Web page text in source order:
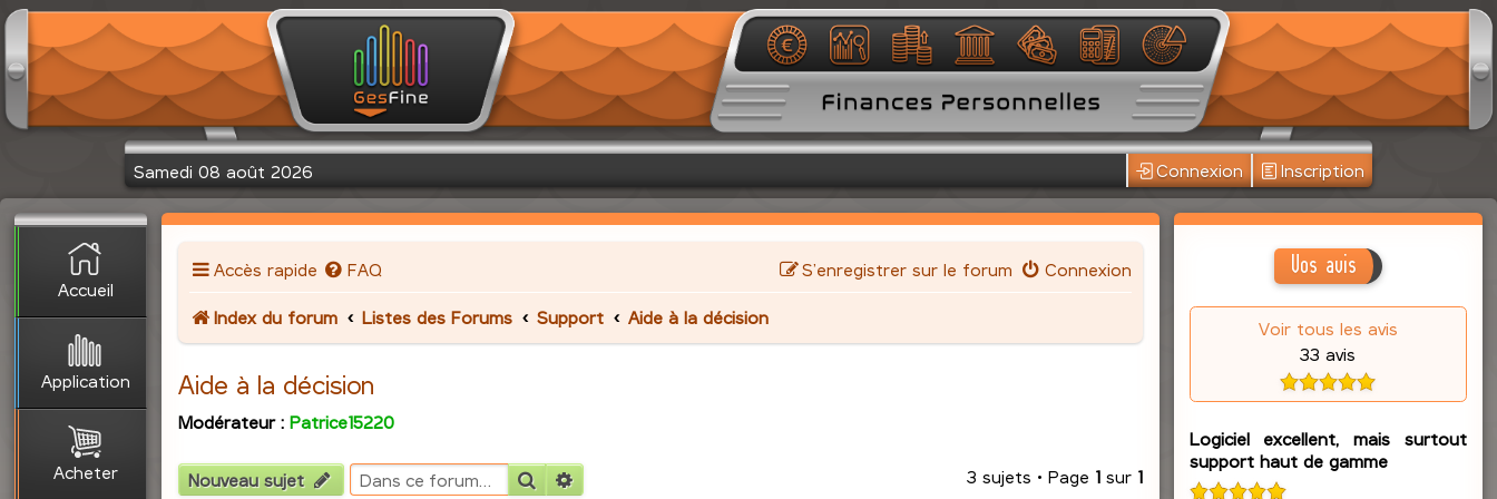
Samedi 08 août 2026 Connexion Inscription
Accueil
Application
Acheter
Accès rapide FAQ Connexion
S’enregistrer sur le forum
Index du forum Listes des Forums Support Aide à la décision
Aide à la décision
Modérateur : Patrice15220
Nouveau sujet Rechercher 3 sujets • Page 1sur 1
Vos avis
Voir tous les avis
33 avis
Logiciel excellent, mais surtout
support haut de gamme